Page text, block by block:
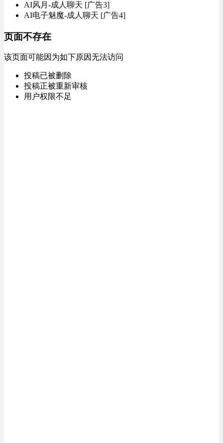
AI风月-成人聊天 [广告3]
AI电子魅魔-成人聊天 [广告4]
页面不存在
该页面可能因为如下原因无法访问
投稿已被删除
投稿正被重新审核
用户权限不足